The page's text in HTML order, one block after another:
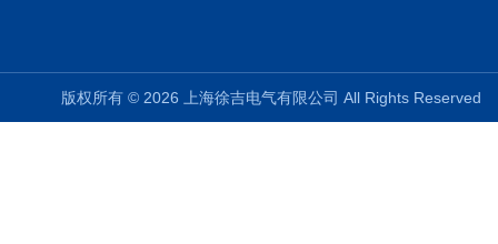
版权所有 © 2026 上海徐吉电气有限公司 All Rights